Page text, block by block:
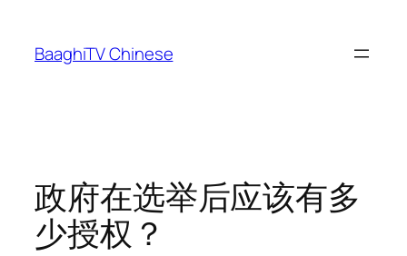
content
BaaghiTV Chinese
政府在选举后应该有多
少授权？